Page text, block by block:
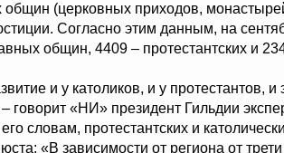
общин (церковных приходов,
Согласно этим данным, на
общин, 4409 – протестантских и
и у католиков, и у протестантов, и
говорит «НИ» президент Гильдии
словам, протестантских и
«В зависимости от региона от